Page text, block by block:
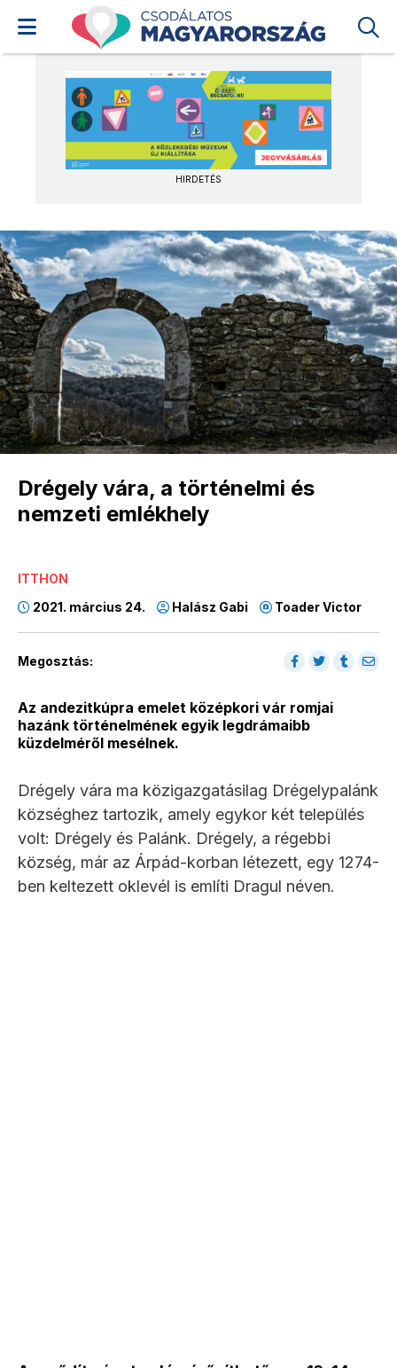
HIRDETÉS
Drégely vára, a történelmi és
nemzeti emlékhely
ITTHON
2021. március 24.
Halász Gabi Toader Victor
Megosztás:
Az andezitkúpra emelet középkori vár romjai
hazánk történelmének egyik legdrámaibb
küzdelméről mesélnek.
Drégely vára ma közigazgatásilag Drégelypalánk
községhez tartozik, amely egykor két település
volt: Drégely és Palánk. Drégely, a régebbi
község, már az Árpád-korban létezett, egy 1274-
ben keltezett oklevél is említi Dragul néven.